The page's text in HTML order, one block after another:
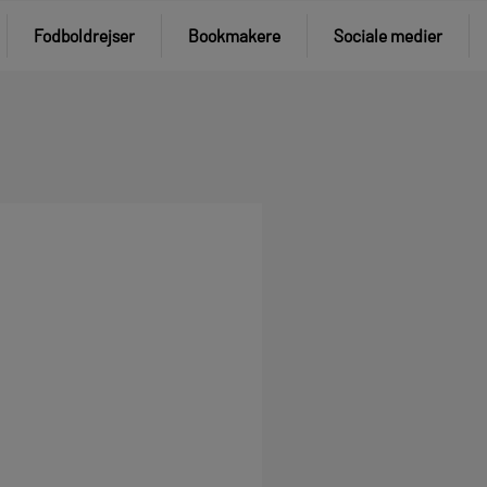
Fodboldrejser Bookmakere Sociale medier